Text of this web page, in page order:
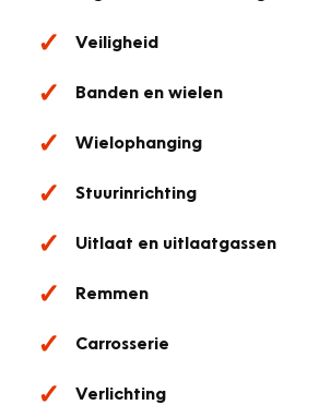
Veiligheid
Banden en wielen
Wielophanging
Stuurinrichting
Uitlaat en uitlaatgassen
Remmen
Carrosserie
Verlichting